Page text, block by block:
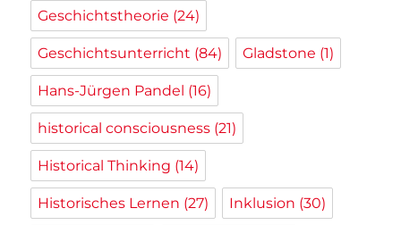
Geschichtstheorie (24)
Geschichtsunterricht (84) Gladstone (1)
Hans-Jürgen Pandel (16)
historical consciousness (21)
Historical Thinking (14)
Historisches Lernen (27) Inklusion (30)